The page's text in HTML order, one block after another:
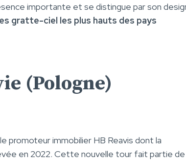
importante et se distingue par son
gratte-ciel les plus hauts des pays
(Pologne)
promoteur immobilier HB Reavis dont la
en 2022. Cette nouvelle tour fait partie de